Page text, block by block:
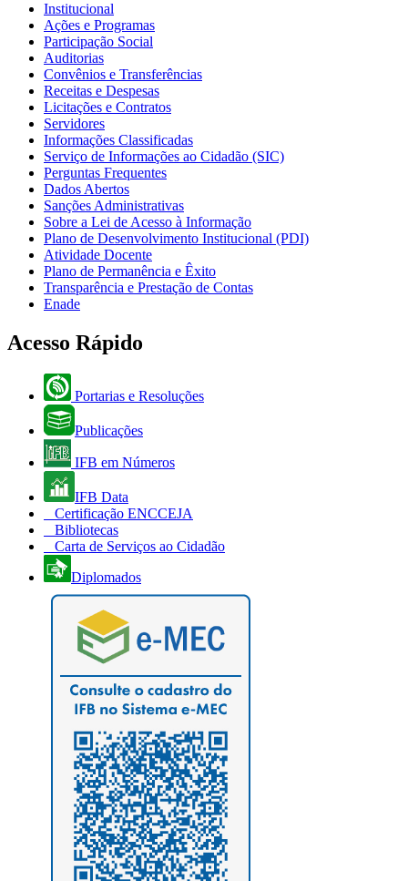
Institucional
Ações e Programas
Participação Social
Auditorias
Convênios e Transferências
Receitas e Despesas
Licitações e Contratos
Servidores
Informações Classificadas
Serviço de Informações ao Cidadão (SIC)
Perguntas Frequentes
Dados Abertos
Sanções Administrativas
Sobre a Lei de Acesso à Informação
Plano de Desenvolvimento Institucional (PDI)
Atividade Docente
Plano de Permanência e Êxito
Transparência e Prestação de Contas
Enade
Acesso Rápido
Portarias e Resoluções
Publicações
IFB em Números
IFB Data
Certificação ENCCEJA
Bibliotecas
Carta de Serviços ao Cidadão
Diplomados